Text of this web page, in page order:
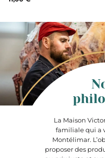
La Maison
familiale qui a
Montélimar.
proposer des